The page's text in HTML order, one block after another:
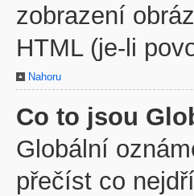
zobrazení
HTML (je-li
Nahoru
Co to jsou
Globální
přečíst co